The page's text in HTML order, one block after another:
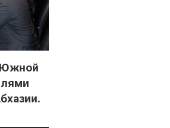
Южной